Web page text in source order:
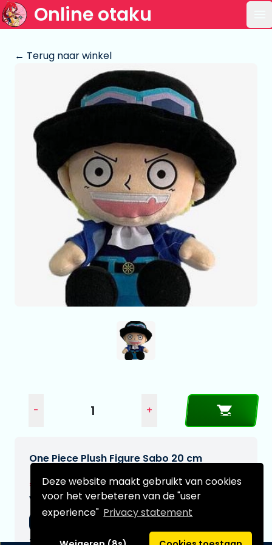
Deze website maakt gebruikt van cookies
voor het verbeteren van de "user
experience" Privacy statement
Online otaku
← Terug naar winkel
One Piece Plush Figure Sabo 20 cm
€15,95
Verwachtte leverdatum:
05-09-2026
- +